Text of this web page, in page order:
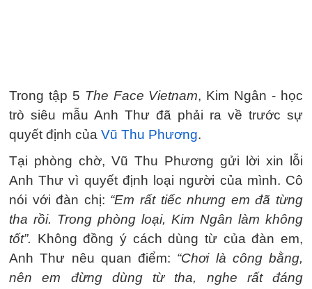
Trong tập 5 The Face Vietnam, Kim Ngân - học
trò siêu mẫu Anh Thư đã phải ra về trước sự
quyết định của Vũ Thu Phương.
Tại phòng chờ, Vũ Thu Phương gửi lời xin lỗi
Anh Thư vì quyết định loại người của mình. Cô
nói với đàn chị: “Em rất tiếc nhưng em đã từng
tha rồi. Trong phòng loại, Kim Ngân làm không
tốt”. Không đồng ý cách dùng từ của đàn em,
Anh Thư nêu quan điểm: “Chơi là công bằng,
nên em đừng dùng từ tha, nghe rất đáng